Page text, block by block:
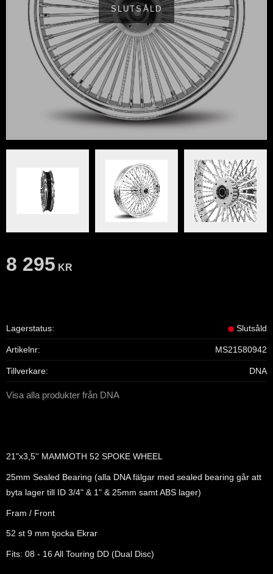
SLUTSÅLD
8 295 KR
Lagerstatus Slutsåld
Artikelnr MS21580942
Tillverkare DNA
Visa alla produkter från DNA
21"x3,5'' MAMMOTH 52 SPOKE WHEEL
25mm Sealed Bearing (alla DNA fälgar med sealed bearing går att
byta lager till ID 3/4" & 1" & 25mm samt ABS lager)
Fram / Front
52 st 9 mm tjocka Ekrar
Fits: 08 - 16 All Touring DD (Dual Disc)